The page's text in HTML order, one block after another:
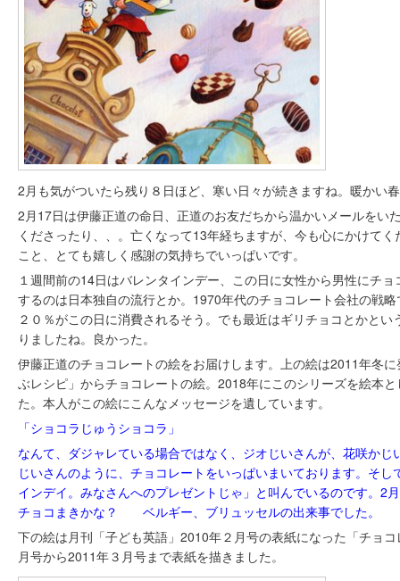
2月も気がついたら残り８日ほど、寒い日々が続きますね。暖かい
2月17日は伊藤正道の命日、正道のお友だちから温かいメールをい
くださったり、、。亡くなって13年経ちますが、今も心にかけて
こと、とても嬉しく感謝の気持ちでいっぱいです。
１週間前の14日はバレンタインデー、この日に女性から男性にチ
するのは日本独自の流行とか。1970年代のチョコレート会社の戦
２０％がこの日に消費されるそう。でも最近はギリチョコとかと
りましたね。良かった。
伊藤正道のチョコレートの絵をお届けします。上の絵は2011年冬
ぶレシピ」からチョコレートの絵。2018年にこのシリーズを絵本
た。本人がこの絵にこんなメッセージを遺しています。
「ショコラじゅうショコラ」
なんて、ダジャレている場合ではなく、ジオじいさんが、花咲かじ
じいさんのように、チョコレートをいっぱいまいております。そ
インデイ。みなさんへのプレゼントじゃ」と叫んでいるのです。2
チョコまきかな？ ベルギー、ブリュッセルの出来事でした。
下の絵は月刊「子ども英語」2010年２月号の表紙になった「チョ
月号から2011年３月号まで表紙を描きました。